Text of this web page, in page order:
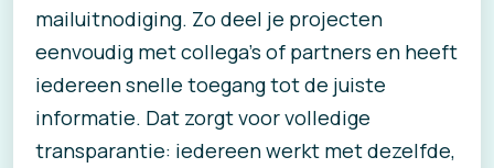
mailuitnodiging. Zo deel je projecten
eenvoudig met collega’s of partners en heeft
iedereen snelle toegang tot de juiste
informatie. Dat zorgt voor volledige
transparantie: iedereen werkt met dezelfde,